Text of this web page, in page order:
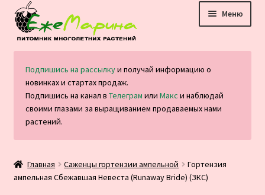
Перейти
к
навигации
Перейти
к
содержимому
Меню
Каталог
Оплата и доставка
Отзывы
Подпишись на рассылкуи получай информацию о
новинках и стартах продаж.
Подпишись на канал в Телеграм или Макс и наблюдай
своими глазами за выращиванием продаваемых нами
растений.
Главная Саженцы гортензии ампельной
Гортензия
ампельная Сбежавшая Невеста (Runaway Bride) (ЗКС)